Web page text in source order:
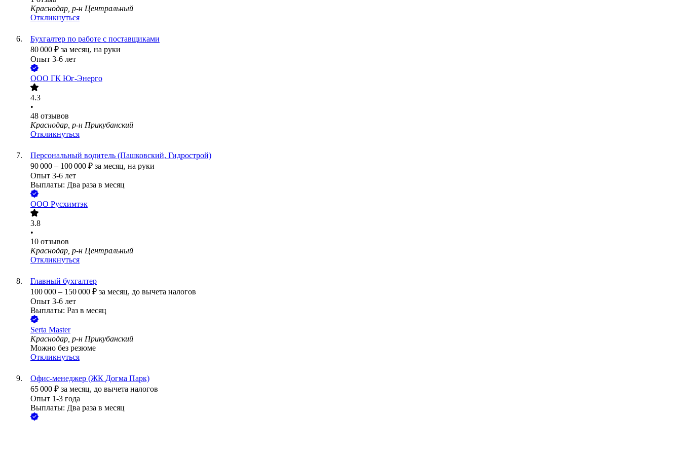
Краснодар, р-н Центральный
Откликнуться
Бухгалтер по работе с поставщиками
80 000 ₽ за месяц, на руки
Опыт 3-6 лет
ООО ГК Юг-Энерго
4.3
•
48 отзывов
Краснодар, р-н Прикубанский
Откликнуться
Персональный водитель (Пашковский, Гидрострой)
90 000 – 100 000 ₽ за месяц, на руки
Опыт 3-6 лет
Выплаты: Два раза в месяц
ООО Русхимтэк
3.8
•
10 отзывов
Краснодар, р-н Центральный
Откликнуться
Главный бухгалтер
100 000 – 150 000 ₽ за месяц, до вычета налогов
Опыт 3-6 лет
Выплаты: Раз в месяц
Serta Master
Краснодар, р-н Прикубанский
Можно без резюме
Откликнуться
Офис-менеджер (ЖК Догма Парк)
65 000 ₽ за месяц, до вычета налогов
Опыт 1-3 года
Выплаты: Два раза в месяц